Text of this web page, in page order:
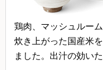
鶏肉、マッシュルー
炊き上がった国産米
ました。出汁の効い